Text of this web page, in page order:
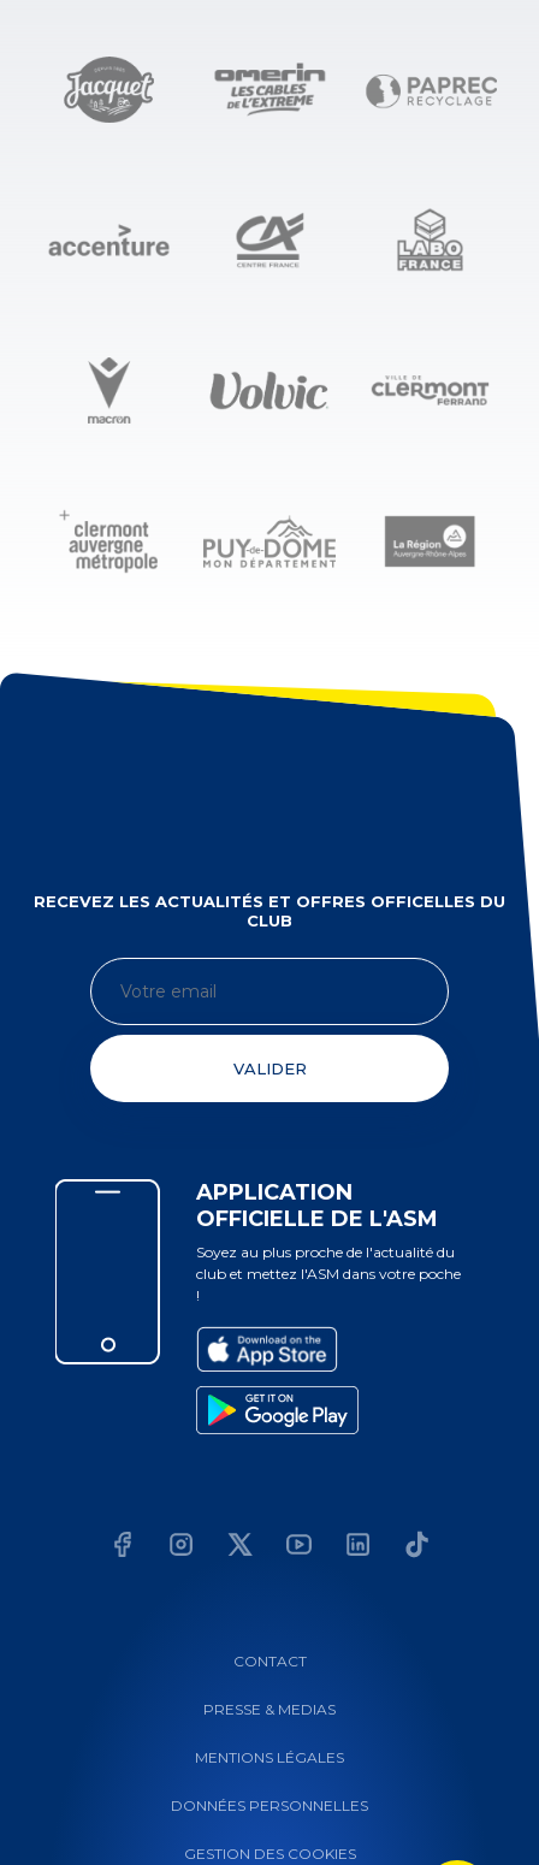
RECEVEZ LES ACTUALITÉS ET OFFRES OFFICELLES DU
CLUB
VALIDER
APPLICATION
OFFICIELLE DE L'ASM
Soyez au plus proche de l'actualité du
club et mettez l'ASM dans votre poche
!
CONTACT
PRESSE & MEDIAS
MENTIONS LÉGALES
DONNÉES PERSONNELLES
GESTION DES COOKIES